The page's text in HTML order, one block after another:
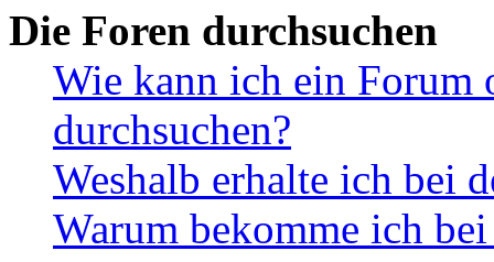
Die Foren durchsuchen
Wie kann ich ein Forum
durchsuchen?
Weshalb erhalte ich bei
Warum bekomme ich